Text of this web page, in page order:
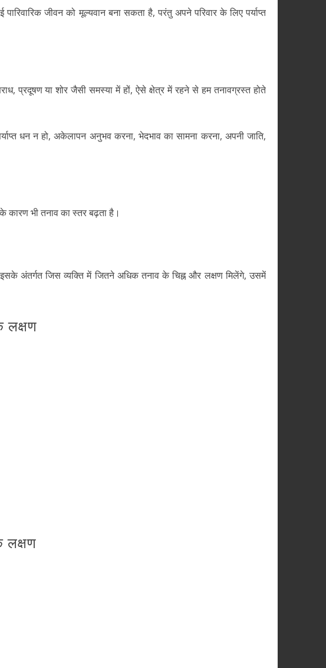
जीवन को मूल्यवान बना सकता है, परंतु अपने परिवार के लिए पर्याप्त
प्रदूषण या शोर जैसी समस्या में हों, ऐसे क्षेत्र में रहने से हम तनावग्रस्त होते
धन न हो, अकेलापन अनुभव करना, भेदभाव का सामना करना, अपनी जाति,
कारण भी तनाव का स्तर बढ़ता है।
अंतर्गत जिस व्यक्ति में जितने अधिक तनाव के चिह्न और लक्षण मिलेंगे, उसमें
लक्षण
लक्षण